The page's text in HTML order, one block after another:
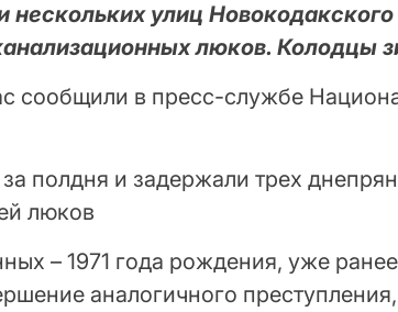
нескольких улиц
люков. Колодцы
сообщили в пресс-службе
полдня и задержали трех
люков
– 1971 года рождения, уже
аналогичного